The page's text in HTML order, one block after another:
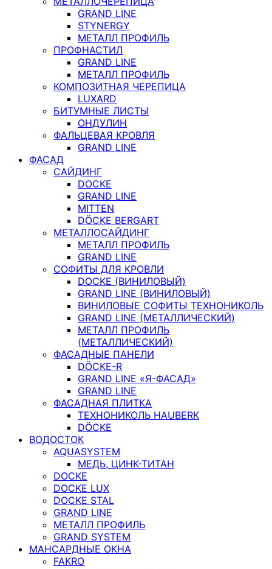
GRAND LINE
STYNERGY
МЕТАЛЛ ПРОФИЛЬ
ПРОФНАСТИЛ
GRAND LINE
МЕТАЛЛ ПРОФИЛЬ
КОМПОЗИТНАЯ ЧЕРЕПИЦА
LUXARD
БИТУМНЫЕ ЛИСТЫ
ОНДУЛИН
ФАЛЬЦЕВАЯ КРОВЛЯ
GRAND LINE
ФАСАД
САЙДИНГ
DOCKE
GRAND LINE
MITTEN
DÖCKE BERGART
МЕТАЛЛОСАЙДИНГ
МЕТАЛЛ ПРОФИЛЬ
GRAND LINE
СОФИТЫ ДЛЯ КРОВЛИ
DOCKE (ВИНИЛОВЫЙ)
GRAND LINE (ВИНИЛОВЫЙ)
ВИНИЛОВЫЕ СОФИТЫ ТЕХНОНИКОЛЬ
GRAND LINE (МЕТАЛЛИЧЕСКИЙ)
МЕТАЛЛ ПРОФИЛЬ
(МЕТАЛЛИЧЕСКИЙ)
ФАСАДНЫЕ ПАНЕЛИ
DÖCKE-R
GRAND LINE «Я-ФАСАД»
GRAND LINE
ФАСАДНАЯ ПЛИТКА
ТЕХНОНИКОЛЬ HAUBERK
DÖCKE
ВОДОСТОК
AQUASYSTEM
МЕДЬ, ЦИНК-ТИТАН
DOCKE
DOCKE LUX
DOCKE STAL
GRAND LINE
МЕТАЛЛ ПРОФИЛЬ
GRAND SYSTEM
МАНСАРДНЫЕ ОКНА
FAKRO